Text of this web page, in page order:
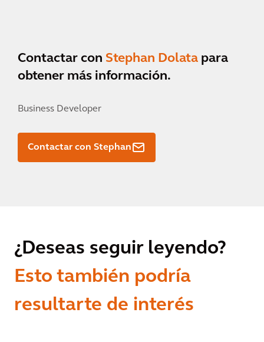
Contactar con Stephan Dolata para
obtener más información.
Business Developer
Contactar con Stephan
¿Deseas seguir leyendo?
Esto también podría
resultarte de interés